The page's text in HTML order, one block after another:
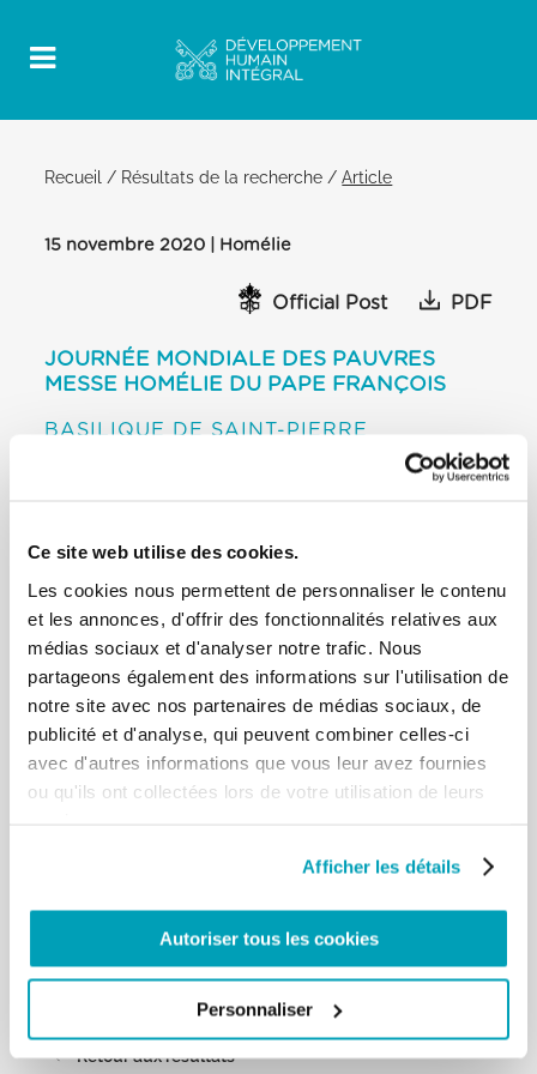
Ce site web utilise des cookies.
Les cookies nous permettent de personnaliser le contenu
et les annonces, d'offrir des fonctionnalités relatives aux
médias sociaux et d'analyser notre trafic. Nous
partageons également des informations sur l'utilisation de
notre site avec nos partenaires de médias sociaux, de
publicité et d'analyse, qui peuvent combiner celles-ci
avec d'autres informations que vous leur avez fournies
ou qu'ils ont collectées lors de votre utilisation de leurs
Afficher les détails
Autoriser tous les cookies
Personnaliser
Recueil / Résultats de la recherche /Article
15 novembre 2020 | Homélie
Official Post PDF
JOURNÉE MONDIALE DES PAUVRES
MESSE HOMÉLIE DU PAPE FRANÇOIS
BASILIQUE DE SAINT-PIERRE
[…] Je voudrais remercier les nombreux fidèles
l’abbé Roberto Malgesini. Ce prêtre ne faisait pas
de théories ; simplement, il
voyait Jésus dans le pauvre et le sens de la vie dans
larmes avec douceur, au nom de Dieu qui console.
Le début de sa journée était
la prière, pour accueillir le don de Dieu ; le centre
en était la charité, pour faire
fructifier l’amour reçu ; la fin un limpide
témoignage de l’Evangile. Cet homme
quotidiennement, parce qu’il voyait Jésus en
demandons la grâce de ne pas être des chrétiens
seulement en paroles, mais
aussi dans les faits. Afin de porter du fruit, comme
Retour aux résultats